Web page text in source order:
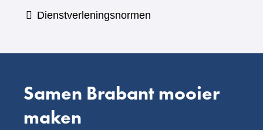
Dienstverleningsnormen
Samen Brabant mooier
maken